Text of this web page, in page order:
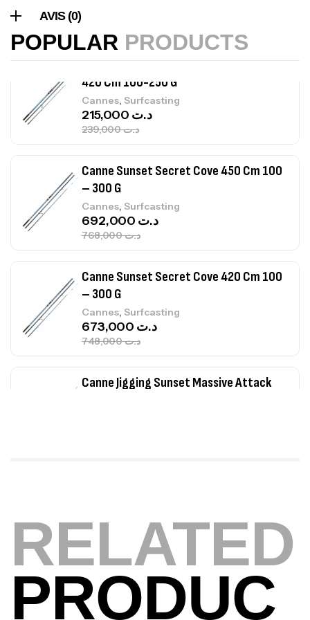
AVIS (0)
POPULAR PRODUCTS
Accastillage bateau
د.ت367,000
420 Cm 100-250 G
Cannes, Surfcasting
د.ت239,000
د.ت
Canne Sunset Secret Cove 450 Cm 100
– 300 G
Cannes, Surfcasting
د.ت768,000
د.ت
Canne Sunset Secret Cove 420 Cm 100
– 300 G
Cannes, Surfcasting
د.ت748,000
د.ت
Canne Jigging Sunset Massive Attack
Bagagerie Surfcasting
د.ت
د.ت
Volant 3 Branches Inox T26S/35
Accastillage bateau,Accessoires bateaux
RELATED
PRODUC